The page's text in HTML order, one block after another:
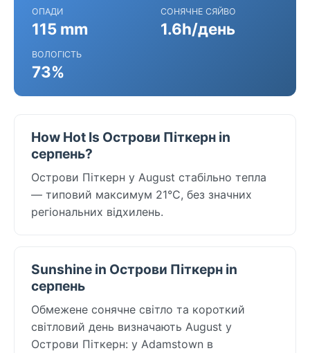
ОПАДИ
115 mm
СОНЯЧНЕ СЯЙВО
1.6h/день
ВОЛОГІСТЬ
73%
How Hot Is Острови Піткерн in
серпень?
Острови Піткерн у August стабільно тепла
— типовий максимум 21°C, без значних
регіональних відхилень.
Sunshine in Острови Піткерн in
серпень
Обмежене сонячне світло та короткий
світловий день визначають August у
Острови Піткерн: у Adamstown в